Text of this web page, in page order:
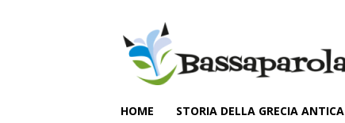
HOME STORIA DELLA GRECIA ANTICA